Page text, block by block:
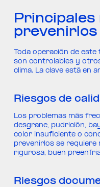
Principales
prevenirlos
Toda operación de
son controlables y
clima. La clave está en
Riesgos de
Los problemas más
desgrane, pudrición,
color insuficiente o
prevenirlos se requiere
rigurosa, buen
Riesgos